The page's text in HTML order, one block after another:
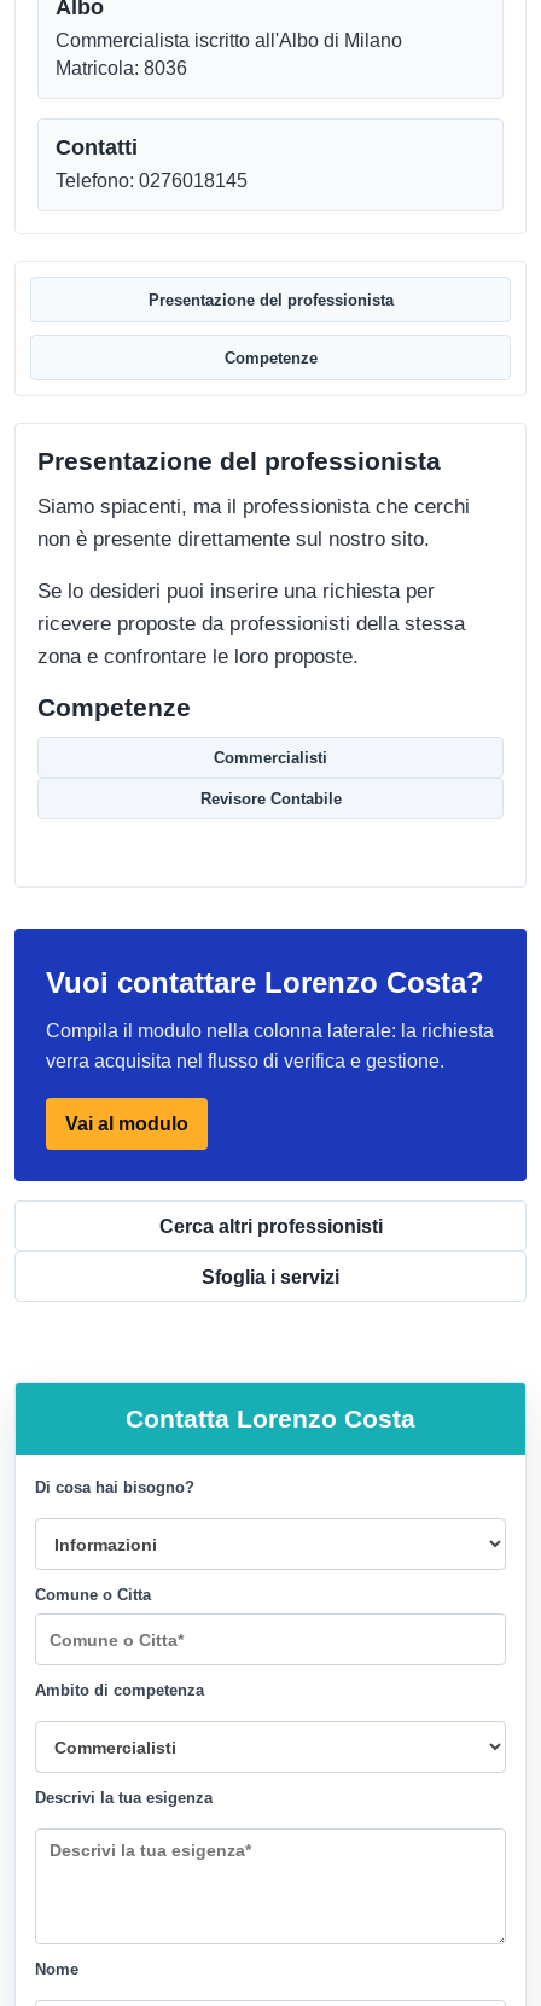
Albo
Commercialista iscritto all'Albo di Milano
Matricola: 8036
Contatti
Telefono: 0276018145
Presentazione del professionista
Competenze
Presentazione del professionista
Siamo spiacenti, ma il professionista che cerchi
non è presente direttamente sul nostro sito.
Se lo desideri puoi inserire una richiesta per
ricevere proposte da professionisti della stessa
zona e confrontare le loro proposte.
Competenze
Commercialisti
Revisore Contabile
Vuoi contattare Lorenzo Costa?
Compila il modulo nella colonna laterale: la richiesta
verra acquisita nel flusso di verifica e gestione.
Vai al modulo
Cerca altri professionisti
Sfoglia i servizi
Contatta Lorenzo Costa
Di cosa hai bisogno?
Comune o Citta
Ambito di competenza
Descrivi la tua esigenza
Nome